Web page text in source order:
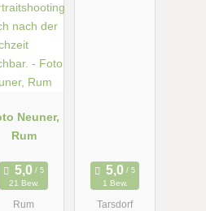
Neuner,
Rum
21 Bew.
Rum
1 Bew.
Tarsdorf